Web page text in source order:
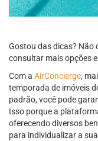
Gostou das dicas? Não
consultar mais opções
Com a AirConcierge,
temporada de imóveis
padrão, você pode
Isso porque a
oferecendo diversos
para individualizar a